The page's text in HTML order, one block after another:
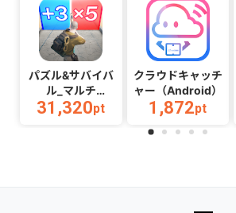
パズル&サバイバ
ル_マルチ
2（Android）
31,320pt
クラウドキャッチ
ャー（Android）
1,872pt